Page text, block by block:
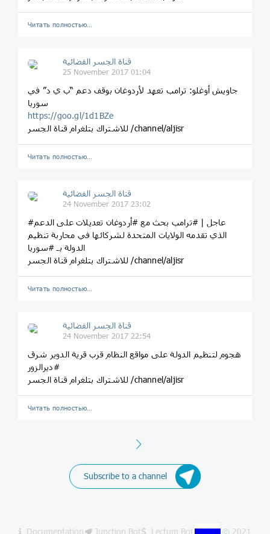
Читать полностью…
قناة الجسر الفضائية
25 November 2017 01:04
جاويش أوغلو: ترامب تعهد لأردوغان بوقف دعم “ب ي د” في
سوريا
https://goo.gl/1d1BZe
للاشتراك بتلغرام قناة الجسر /channel/aljisr
Читать полностью…
قناة الجسر الفضائية
24 November 2017 23:02
#عاجل | #ترامب بحث مع #أردوغان تعديلات على الدعم
الذي تقدمه الولايات المتحدة لشركائها في محاربة تنظيم
الدولة بـ #سوريا
للاشتراك بتلغرام قناة الجسر /channel/aljisr
Читать полностью…
قناة الجسر الفضائية
24 November 2017 22:54
هجوم لتنظيم الدولة على مواقع النظام قرب قرية الدوير شرق
#ديرالزور
للاشتراك بتلغرام قناة الجسر /channel/aljisr
Читать полностью…
Next
Subscribe to a channel
Documentation Junction Bot Lectum Bot © 2021